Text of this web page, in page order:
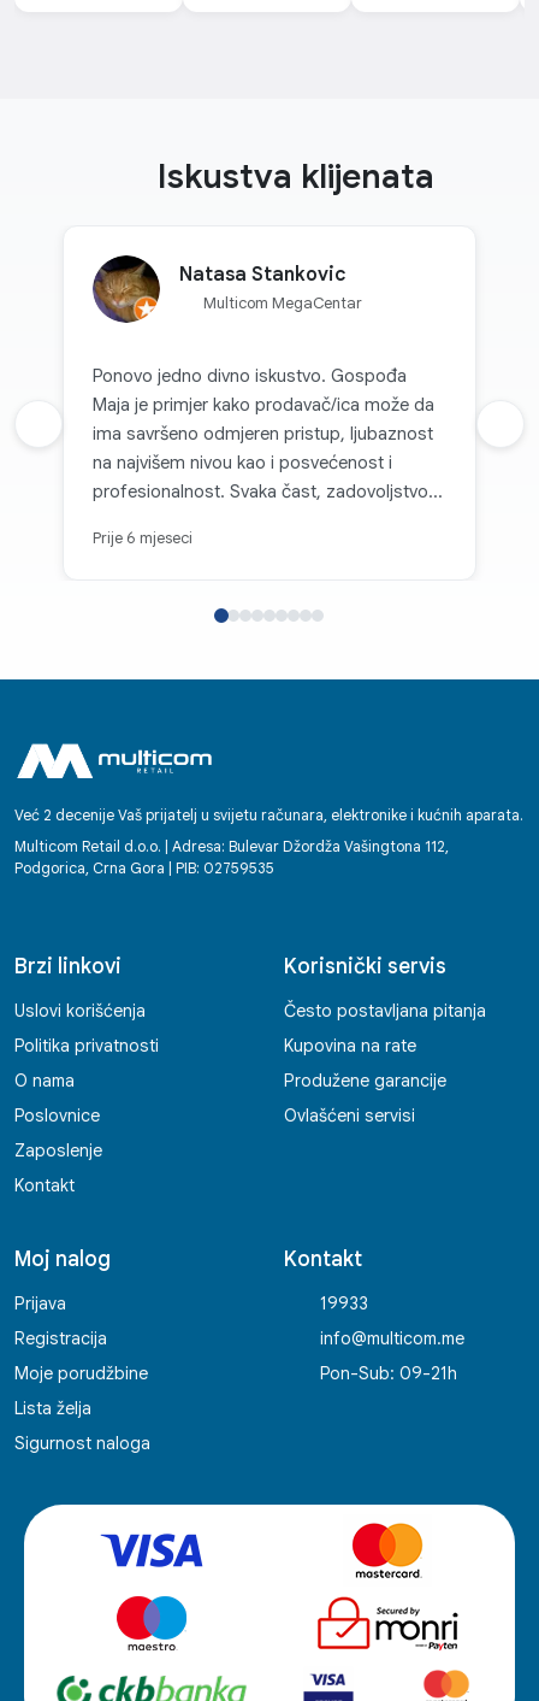
Iskustva klijenata
Natasa Stankovic
Multicom MegaCentar
Ponovo jedno divno iskustvo. Gospođa
Maja je primjer kako prodavač/ica može da
ima savršeno odmjeren pristup, ljubaznost
na najvišem nivou kao i posvećenost i
profesionalnost. Svaka čast, zadovoljstvo je
Prije 6 mjeseci
Prethodna recenzija
Već 2 decenije Vaš prijatelj u svijetu računara, elektronike i kućnih aparata.
Multicom Retail d.o.o. | Adresa: Bulevar Džordža Vašingtona 112,
Podgorica, Crna Gora | PIB: 02759535
Brzi linkovi
Uslovi korišćenja
Politika privatnosti
O nama
Poslovnice
Zaposlenje
Kontakt
Korisnički servis
Često postavljana pitanja
Kupovina na rate
Produžene garancije
Ovlašćeni servisi
Moj nalog
Prijava
Registracija
Moje porudžbine
Lista želja
Sigurnost naloga
Kontakt
19933
info@multicom.me
Pon-Sub: 09-21h